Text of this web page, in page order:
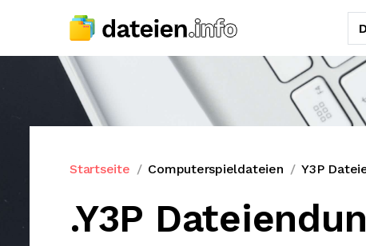
Startseite Computerspieldateien Y3P
.Y3P